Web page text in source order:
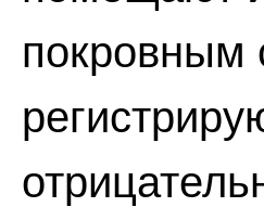
покровным